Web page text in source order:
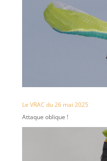
Le VRAC du 26 mai 2025
Attaque oblique !